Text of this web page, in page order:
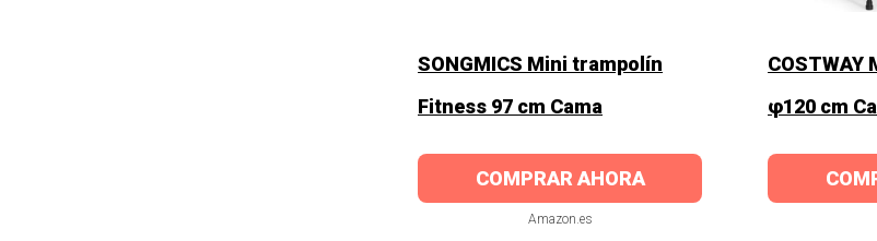
SONGMICS Mini trampolín
Fitness 97 cm Cama
COMPRAR AHORA
Amazon.es
COSTWAY
φ120 cm